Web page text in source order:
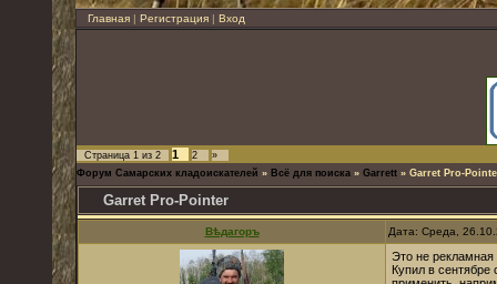
Главная | Регистрация | Вход
Страница 1 из 2 1 2
»
Форум Самарских кладоискателей » Всё для поиска » Garrett » Garret Pro-
Garret Pro-Pointer
Вѣдагоръ Дата: Среда,
Это не рекламная
Купил в